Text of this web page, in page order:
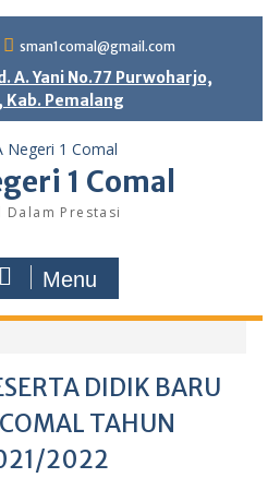
sman1comal@gmail.com
A. Yani No.77 Purwoharjo,
Kab. Pemalang
1 Comal
Dalam Prestasi
Menu
DIDIK BARU
TAHUN
2022